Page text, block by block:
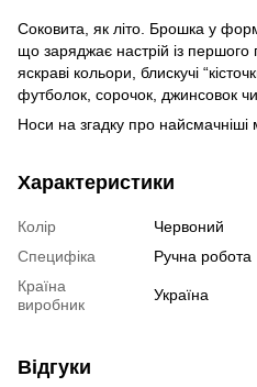
Соковита, як літо. Брошка у
що заряджає настрій із першого
яскраві кольори, блискучі
футболок, сорочок, джинсовок
Носи на згадку про найсмачніші
Характеристики
Колір
Червоний
Специфіка
Ручна робота
Країна
виробник
Україна
Відгуки